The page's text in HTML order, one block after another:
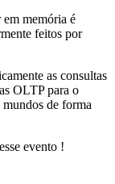
memória é
feitos por
as consultas
OLTP para o
de forma
evento !